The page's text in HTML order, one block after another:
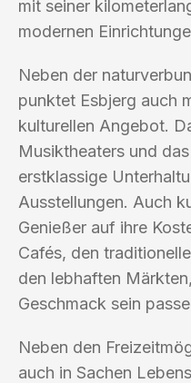
mit seiner
modernen
Neben der
punktet Esbjerg auch
kulturellen Angebot.
Musiktheaters und
erstklassige
Ausstellungen. Auch
Genießer auf ihre
Cafés, den
den lebhaften
Geschmack sein
Neben den
auch in Sachen